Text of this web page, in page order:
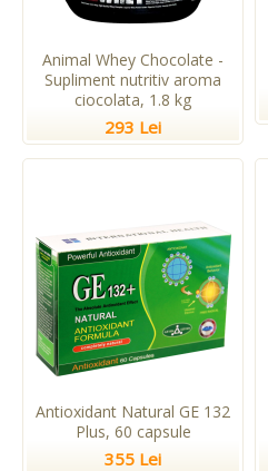
Animal Whey Chocolate -
Supliment nutritiv aroma
ciocolata, 1.8 kg
293 Lei
Antioxidant Natural GE 132
Plus, 60 capsule
355 Lei